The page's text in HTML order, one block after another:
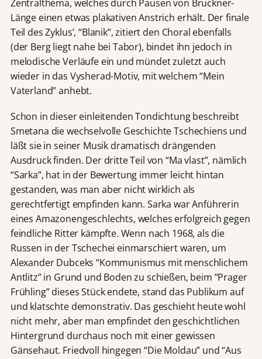
Zentralthema, welches durch Pausen von Bruckner-
Länge einen etwas plakativen Anstrich erhält. Der finale
Teil des Zyklus’, “Blanik”, zitiert den Choral ebenfalls
(der Berg liegt nahe bei Tabor), bindet ihn jedoch in
melodische Verläufe ein und mündet zuletzt auch
wieder in das Vysherad-Motiv, mit welchem “Mein
Vaterland” anhebt.
Schon in dieser einleitenden Tondichtung beschreibt
Smetana die wechselvolle Geschichte Tschechiens und
läßt sie in seiner Musik dramatisch drängenden
Ausdruck finden. Der dritte Teil von “Ma vlast”, nämlich
“Sarka”, hat in der Bewertung immer leicht hintan
gestanden, was man aber nicht wirklich als
gerechtfertigt empfinden kann. Sarka war Anführerin
eines Amazonengeschlechts, welches erfolgreich gegen
feindliche Ritter kämpfte. Wenn nach 1968, als die
Russen in der Tschechei einmarschiert waren, um
Alexander Dubceks “Kommunismus mit menschlichem
Antlitz” in Grund und Boden zu schießen, beim ”Prager
Frühling” dieses Stück endete, stand das Publikum auf
und klatschte demonstrativ. Das geschieht heute wohl
nicht mehr, aber man empfindet den geschichtlichen
Hintergrund durchaus noch mit einer gewissen
Gänsehaut. Friedvoll hingegen “Die Moldau” und “Aus